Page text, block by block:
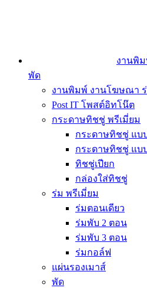
งานพิ
พัด
งานพิมพ์ งานโฆษณา
Post IT โพสต์อิทโน๊ต
กระดาษทิชชู่ พรีเมี่ยม
กระดาษทิชชู่ แบ
กระดาษทิชชู่ แบ
ทิชชู่เปียก
กล่องใส่ทิชชู่
ร่ม พรีเมี่ยม
ร่มตอนเดียว
ร่มพับ 2 ตอน
ร่มพับ 3 ตอน
ร่มกอล์ฟ
แผ่นรองเมาส์
พัด